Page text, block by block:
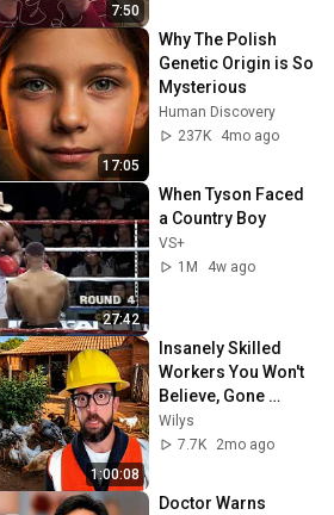
7:50
17:05
Why The Polish
Genetic Origin is So
Mysterious
Human Discovery
237K
4mo ago
27:42
When Tyson Faced
a Country Boy
VS+
1M
4w ago
1:00:08
Insanely Skilled
Workers You Won't
Believe, Gone
Wrong | Part 09
#construction
Wilys
7.7K
2mo ago
Doctor Warns